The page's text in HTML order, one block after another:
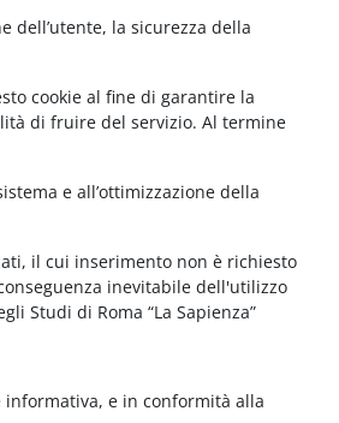
dell’utente, la sicurezza della
cookie al fine di garantire la
di fruire del servizio. Al termine
e all’ottimizzazione della
il cui inserimento non è richiesto
inevitabile dell'utilizzo
Studi di Roma “La Sapienza”
e in conformità alla